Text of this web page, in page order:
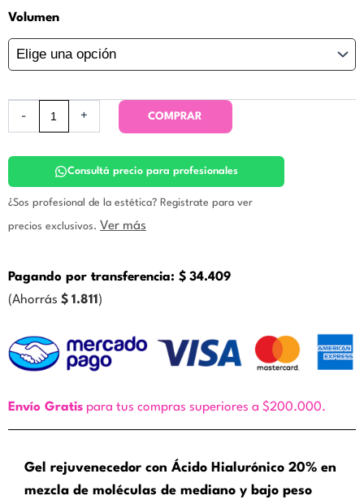
Volumen
-
Ácido
en
gel.
+
COMPRAR
Consultá precio para profesionales
¿Sos profesional de la estética? Registrate para ver
precios exclusivos. Ver más
Pagando por transferencia: $ 34.409
(Ahorrás $ 1.811 )
Envío Gratis para tus compras superiores a $200.000.
Gel rejuvenecedor con Ácido Hialurónico 20% en
mezcla de moléculas de mediano y bajo peso